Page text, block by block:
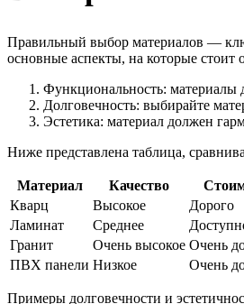
Правильный выбор материалов —
основные аспекты, на которые стоит
Функциональность: материалы
Долговечность: выбирайте
Эстетика: материал должен
Ниже представлена таблица,
Материал Качество
Кварц
Высокое
Дорого
Ламинат
Среднее
Гранит
Очень высокое Очень
ПВХ панели Низкое Очень
Примеры долговечности и